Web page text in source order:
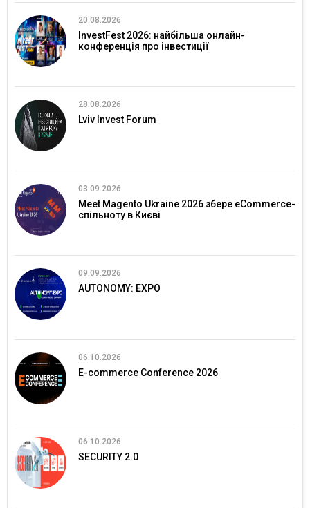
20.08.2026
InvestFest 2026: найбільша онлайн-
конференція про інвестиції
28.08.2026
Lviv Invest Forum
03.09.2026
Meet Magento Ukraine 2026 збере eCommerce-
спільноту в Києві
09.09.2026
AUTONOMY: EXPO
06.10.2026
E-commerce Conference 2026
06.10.2026
SECURITY 2.0